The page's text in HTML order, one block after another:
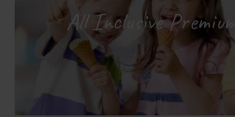
All Inclusive